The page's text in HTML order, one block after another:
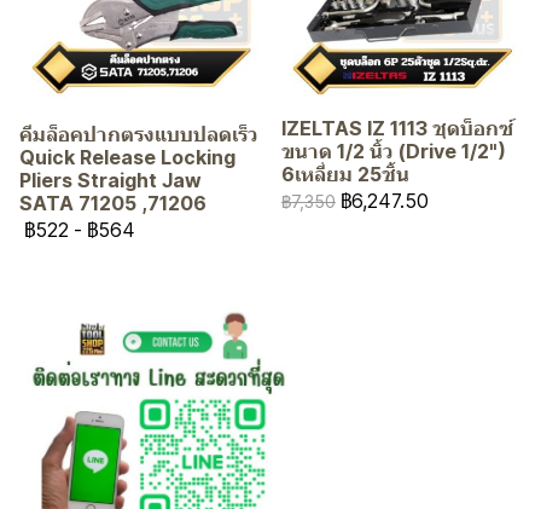
คีมล็อคปากตรงแบบปลดเร็ว
Quick Release Locking
Pliers Straight Jaw
SATA 71205 ,71206
฿522 - ฿564
IZELTAS IZ 1113 ชุดบ็อกซ์
ขนาด 1/2 นิ้ว (Drive 1/2")
6เหลี่ยม 25ชิ้น
฿7,350 ฿6,247.50